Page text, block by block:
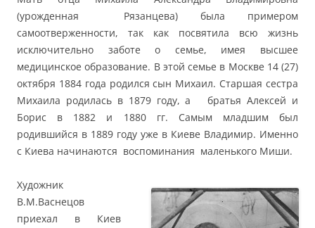
(урожденная Рязанцева) была примером
самоотверженности, так как посвятила всю жизнь
исключительно заботе о семье, имея высшее
медицинское образование. В этой семье в Москве 14 (27)
октября 1884 года родился сын Михаил. Старшая сестра
Михаила родилась в 1879 году, а братья Алексей и
Борис в 1882 и 1880 гг. Самым младшим был
родившийся в 1889 году уже в Киеве Владимир. Именно
с Киева начинаются воспоминания маленького Миши.
Художник
В.М.Васнецов
приехал в Киев